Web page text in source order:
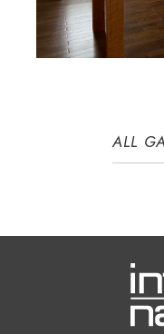
ALL